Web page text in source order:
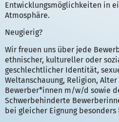
Entwicklungsmöglichkeiten in
Atmosphäre.
Neugierig?
Wir freuen uns über jede
ethnischer, kultureller oder
geschlechtlicher Identität,
Weltanschauung, Religion,
Bewerber*innen m/w/d sowie
Schwerbehinderte
bei gleicher Eignung